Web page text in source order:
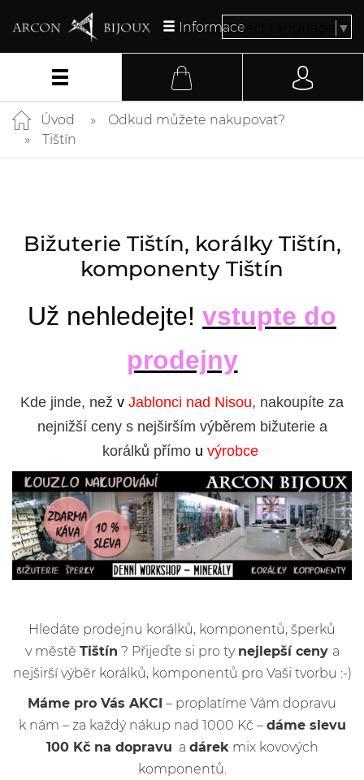
InformaceSelect Language ▼
Úvod
Odkud můžete nakupovat?
Tištín
Bižuterie Tištín, korálky Tištín,
komponenty Tištín
Už nehledejte! vstupte do
prodejny
Kde jinde, než v Jablonci nad Nisou, nakoupíte za
nejnižší ceny s nejširším výběrem bižuterie a
korálků přímo u výrobce
Hledáte prodejnu korálků, komponentů, šperků
v městě Tištín ? Přijeďte si pro ty nejlepší ceny a
nejširší výběr korálků, komponentů pro Vaši tvorbu :-)
Máme pro Vás AKCI – proplatíme Vám dopravu
k nám – za každý nákup nad 1000 Kč – dáme slevu
100 Kč na dopravu a dárek mix kovových
komponentů.